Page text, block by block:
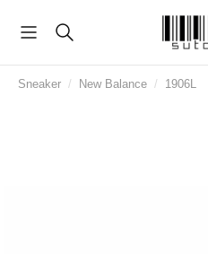
Sneaker / New Balance / 1906L